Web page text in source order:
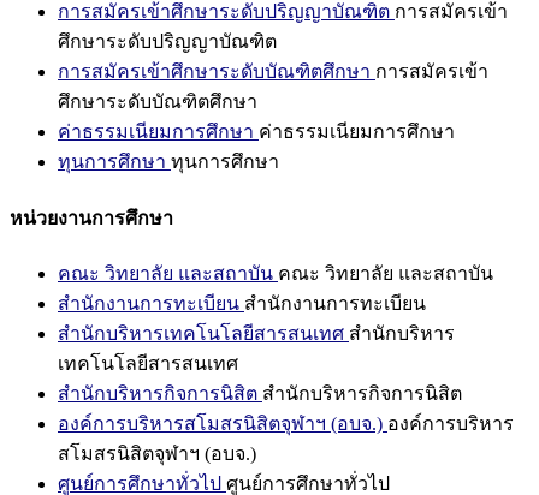
การสมัครเข้าศึกษาระดับปริญญาบัณฑิต การสมัครเข้า
ศึกษาระดับปริญญาบัณฑิต
การสมัครเข้าศึกษาระดับบัณฑิตศึกษา การสมัครเข้า
ศึกษาระดับบัณฑิตศึกษา
ค่าธรรมเนียมการศึกษา ค่าธรรมเนียมการศึกษา
ทุนการศึกษา ทุนการศึกษา
หน่วยงานการศึกษา
คณะ วิทยาลัย และสถาบัน คณะ วิทยาลัย และสถาบัน
สำนักงานการทะเบียน สำนักงานการทะเบียน
สำนักบริหารเทคโนโลยีสารสนเทศ สำนักบริหาร
เทคโนโลยีสารสนเทศ
สำนักบริหารกิจการนิสิต สำนักบริหารกิจการนิสิต
องค์การบริหารสโมสรนิสิตจุฬาฯ (อบจ.) องค์การบริหาร
สโมสรนิสิตจุฬาฯ (อบจ.)
ศูนย์การศึกษาทั่วไป ศูนย์การศึกษาทั่วไป